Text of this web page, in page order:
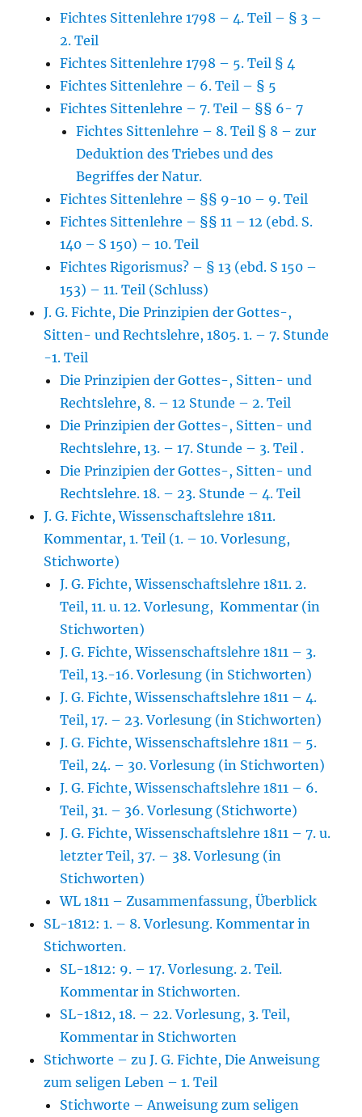
Fichtes Sittenlehre 1798 – 4. Teil – § 3 –
2. Teil
Fichtes Sittenlehre 1798 – 5. Teil § 4
Fichtes Sittenlehre – 6. Teil – § 5
Fichtes Sittenlehre – 7. Teil – §§ 6- 7
Fichtes Sittenlehre – 8. Teil § 8 – zur
Deduktion des Triebes und des
Begriffes der Natur.
Fichtes Sittenlehre – §§ 9-10 – 9. Teil
Fichtes Sittenlehre – §§ 11 – 12 (ebd. S.
140 – S 150) – 10. Teil
Fichtes Rigorismus? – § 13 (ebd. S 150 –
153) – 11. Teil (Schluss)
J. G. Fichte, Die Prinzipien der Gottes-,
Sitten- und Rechtslehre, 1805. 1. – 7. Stunde
-1. Teil
Die Prinzipien der Gottes-, Sitten- und
Rechtslehre, 8. – 12 Stunde – 2. Teil
Die Prinzipien der Gottes-, Sitten- und
Rechtslehre, 13. – 17. Stunde – 3. Teil .
Die Prinzipien der Gottes-, Sitten- und
Rechtslehre. 18. – 23. Stunde – 4. Teil
J. G. Fichte, Wissenschaftslehre 1811.
Kommentar, 1. Teil (1. – 10. Vorlesung,
Stichworte)
J. G. Fichte, Wissenschaftslehre 1811. 2.
Teil, 11. u. 12. Vorlesung, Kommentar (in
Stichworten)
J. G. Fichte, Wissenschaftslehre 1811 – 3.
Teil, 13.-16. Vorlesung (in Stichworten)
J. G. Fichte, Wissenschaftslehre 1811 – 4.
Teil, 17. – 23. Vorlesung (in Stichworten)
J. G. Fichte, Wissenschaftslehre 1811 – 5.
Teil, 24. – 30. Vorlesung (in Stichworten)
J. G. Fichte, Wissenschaftslehre 1811 – 6.
Teil, 31. – 36. Vorlesung (Stichworte)
J. G. Fichte, Wissenschaftslehre 1811 – 7. u.
letzter Teil, 37. – 38. Vorlesung (in
Stichworten)
WL 1811 – Zusammenfassung, Überblick
SL-1812: 1. – 8. Vorlesung. Kommentar in
Stichworten.
SL-1812: 9. – 17. Vorlesung. 2. Teil.
Kommentar in Stichworten.
SL-1812, 18. – 22. Vorlesung, 3. Teil,
Kommentar in Stichworten
Stichworte – zu J. G. Fichte, Die Anweisung
zum seligen Leben – 1. Teil
Stichworte – Anweisung zum seligen